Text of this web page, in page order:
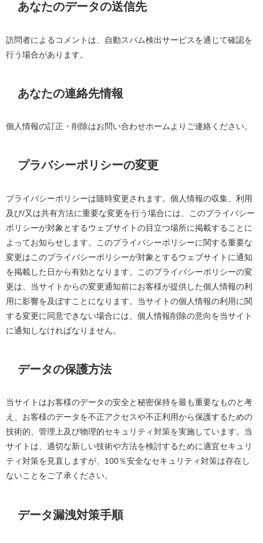
あなたのデータの送信先
訪問者によるコメントは、自動スパム検出サービスを通じて確認を
行う場合があります。
あなたの連絡先情報
個人情報の訂正・削除はお問い合わせホームよりご連絡ください。
プラバシーポリシーの変更
プライバシーポリシーは随時変更されます。個人情報の収集、利用
及び/又は共有方法に重要な変更を行う場合には、このプライバシー
ポリシーが対象とするウェブサイトの目立つ場所に掲載することに
よってお知らせします。このプライバシーポリシーに関する重要な
変更はこのプライバシーポリシーが対象とするウェブサイトに通知
を掲載した日から有効となります。このプライバシーポリシーの変
更は、当サイトからの変更通知前にお客様が提供した個人情報の利
用に影響を及ぼすことになります。当サイトの個人情報の利用に関
する変更に同意できない場合には、個人情報削除の意向を当サイト
に通知しなければなりません。
データの保護方法
当サイトはお客様のデータの安全と秘密保持を最も重要なものと考
え、お客様のデータを不正アクセスや不正利用から保護するための
技術的、管理上及び物理的セキュリティ対策を実施しています。当
サイトは、適切な新しい技術や方法を検討するために適宜セキュリ
ティ対策を見直しますが、 100％安全なセキュリティ対策は存在し
ないことをご了承ください。
データ漏洩対策手順